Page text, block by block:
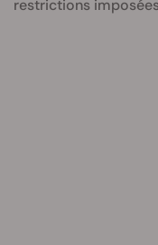
restrictions imposées